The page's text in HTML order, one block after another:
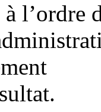
à l’ordre